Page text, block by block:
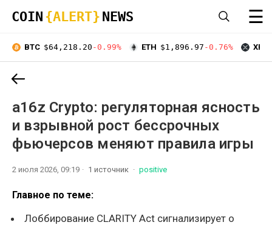
COIN {ALERT} NEWS ☰
BTC $64,218.20 -0.99% ETH $1,896.97 -0.76% XRP
a16z Crypto: регуляторная ясность
и взрывной рост бессрочных
фьючерсов меняют правила игры
2 июля 2026, 09:19 1 источник positive
Главное по теме:
Лоббирование CLARITY Act сигнализирует о